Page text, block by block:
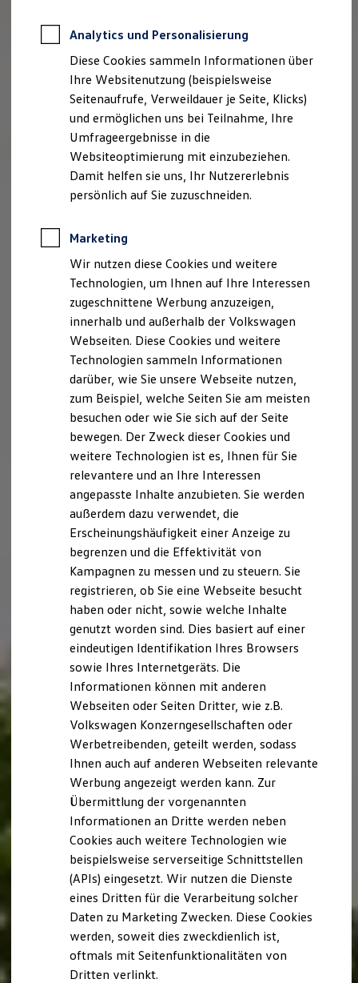
Professional Class bei Volkswagen
Behörden
Direktkunden
Sonderfahrzeuge
Anpfiff zum Gewinn
Elektromobilität
Elektroautos
ID. Tutorials
Elektrofahrzeugkonzepte
ID. EVERY1
Reichweite
Rekuperation
Laden unterwegs
Laden Zuhause
Ladestationen finden
Ladezeitensimulator
Batterie
Sicherheit
Nachhaltigkeit
Technologie
Kosten und Kauf
Verbrauchskosten
Kaufoptionen
E-Auto-Förderung
Software und Konnektivität
Die ID. Software 6
ID. Software Versionen und Updates
Digitale Extras
Schnittstellen zu Ihrem ID.
Marke und Erlebnis
Volkswagen R und R Experience
R-Modelle
R Experience
Driving Experience
Volkswagen entdecken
Werkbesichtigung
Lifestyle Shop
T-Roc Kollektion
Golf Kollektion
Volkswagen Kollektion
R-Kollektion
GTI Kollektion
Fußball Drop
we drive football
#wedriveproud
Besitzer und Service
myVolkswagen
Software Updates
Service und Ersatzteile
Inspektion und HU/AU
Reparaturen und Checks
Motorenöl und Flüssigkeiten
Räder und Reifen
Pannen- und Unfallhilfe
Economy Service
Volkswagen Teile
Zubehör
Modellspezifisches Zubehör
Analytics und Personalisierung
Diese Cookies sammeln Informationen über
Ihre Websitenutzung (beispielsweise
Seitenaufrufe, Verweildauer je Seite, Klicks)
und ermöglichen uns bei Teilnahme, Ihre
Umfrageergebnisse in die
Websiteoptimierung mit einzubeziehen.
Damit helfen sie uns, Ihr Nutzererlebnis
persönlich auf Sie zuzuschneiden.
Marketing
Wir nutzen diese Cookies und weitere
Technologien, um Ihnen auf Ihre Interessen
zugeschnittene Werbung anzuzeigen,
innerhalb und außerhalb der Volkswagen
Webseiten. Diese Cookies und weitere
Technologien sammeln Informationen
darüber, wie Sie unsere Webseite nutzen,
zum Beispiel, welche Seiten Sie am meisten
besuchen oder wie Sie sich auf der Seite
bewegen. Der Zweck dieser Cookies und
weitere Technologien ist es, Ihnen für Sie
relevantere und an Ihre Interessen
angepasste Inhalte anzubieten. Sie werden
außerdem dazu verwendet, die
Erscheinungshäufigkeit einer Anzeige zu
begrenzen und die Effektivität von
Kampagnen zu messen und zu steuern. Sie
registrieren, ob Sie eine Webseite besucht
haben oder nicht, sowie welche Inhalte
genutzt worden sind. Dies basiert auf einer
eindeutigen Identifikation Ihres Browsers
sowie Ihres Internetgeräts. Die
Informationen können mit anderen
Webseiten oder Seiten Dritter, wie z.B.
Volkswagen Konzerngesellschaften oder
Werbetreibenden, geteilt werden, sodass
Ihnen auch auf anderen Webseiten relevante
Werbung angezeigt werden kann. Zur
Übermittlung der vorgenannten
Informationen an Dritte werden neben
Cookies auch weitere Technologien wie
beispielsweise serverseitige Schnittstellen
(APIs) eingesetzt. Wir nutzen die Dienste
eines Dritten für die Verarbeitung solcher
Daten zu Marketing Zwecken. Diese Cookies
werden, soweit dies zweckdienlich ist,
oftmals mit Seitenfunktionalitäten von
Dritten verlinkt.